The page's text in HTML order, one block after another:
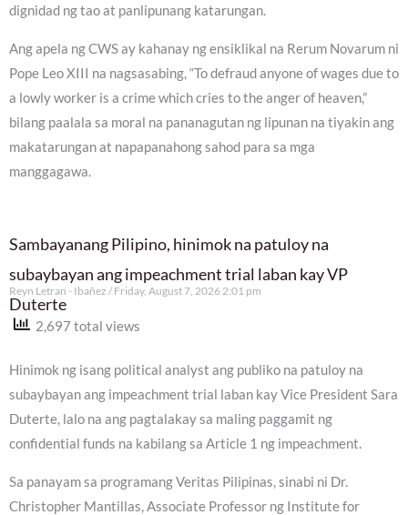
dignidad ng tao at panlipunang katarungan.
Ang apela ng CWS ay kahanay ng ensiklikal na Rerum Novarum ni
Pope Leo XIII na nagsasabing, “To defraud anyone of wages due to
a lowly worker is a crime which cries to the anger of heaven,”
bilang paalala sa moral na pananagutan ng lipunan na tiyakin ang
makatarungan at napapanahong sahod para sa mga
manggagawa.
Sambayanang Pilipino, hinimok na patuloy na
subaybayan ang impeachment trial laban kay VP
Duterte
Reyn Letran - Ibañez Friday, August 7, 2026 2:01 pm
2,697 total views
Hinimok ng isang political analyst ang publiko na patuloy na
subaybayan ang impeachment trial laban kay Vice President Sara
Duterte, lalo na ang pagtalakay sa maling paggamit ng
confidential funds na kabilang sa Article 1 ng impeachment.
Sa panayam sa programang Veritas Pilipinas, sinabi ni Dr.
Christopher Mantillas, Associate Professor ng Institute for